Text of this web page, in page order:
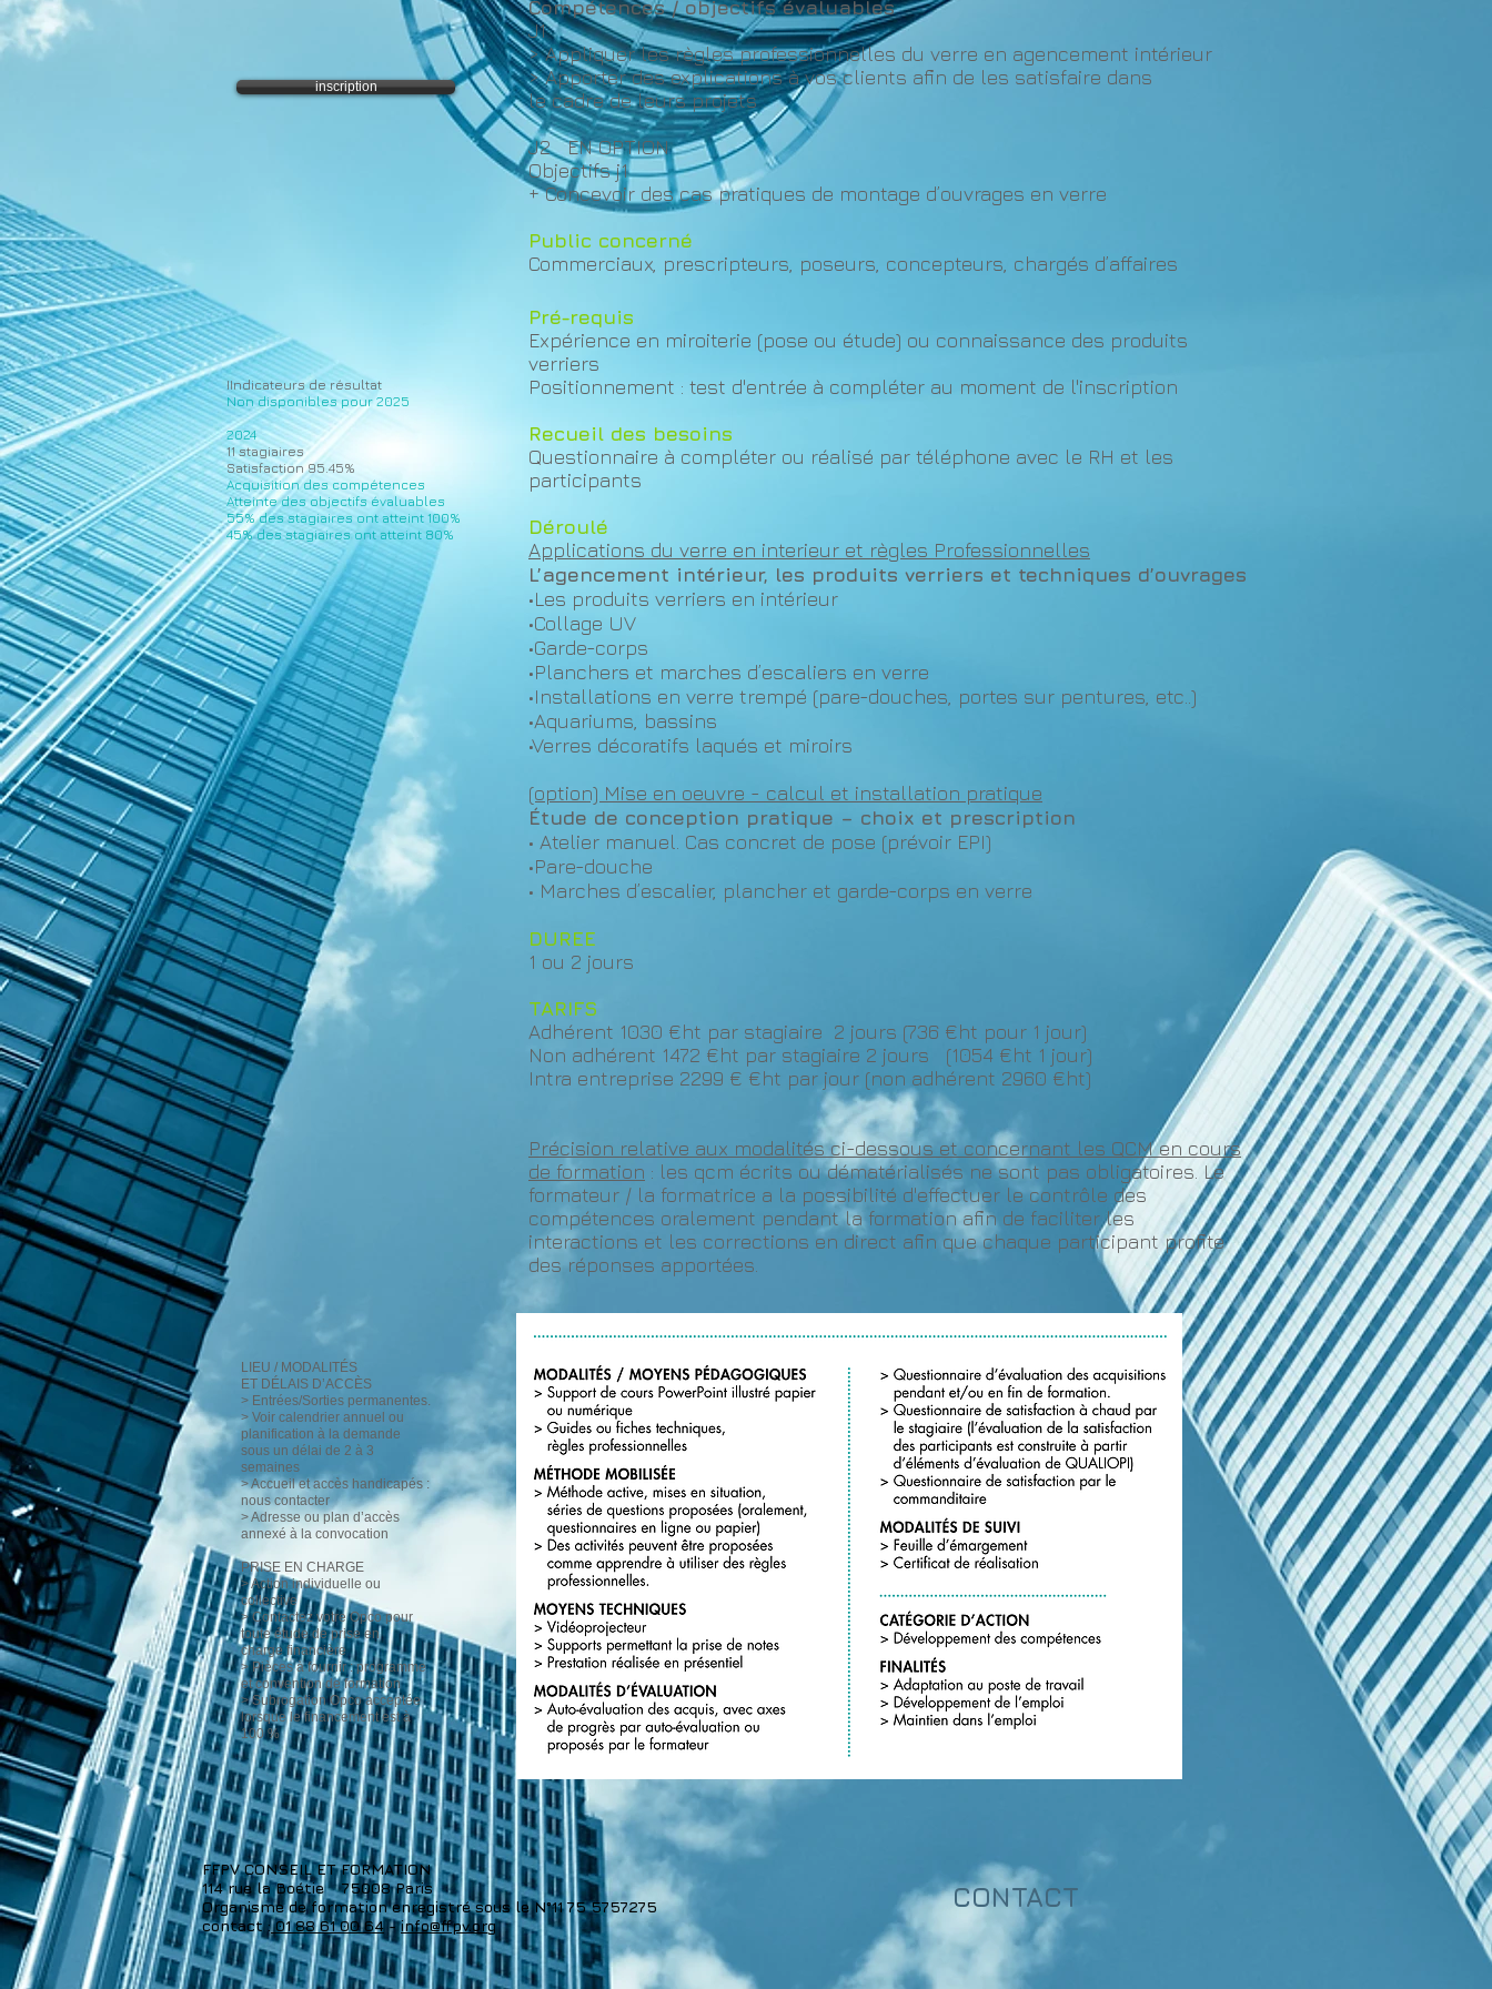
inscription
Compétences / objectifs évaluables
J1
> Appliquer les règles professionnelles du verre en agencement intérieur
> Apporter des explications à vos clients afin de les satisfaire dans
le cadre de leurs projets
J2 EN OPTION
Objectifs j1
+ Concevoir des cas pratiques de montage d’ouvrages en verre
Public concerné
Commerciaux, prescripteurs, poseurs, concepteurs, chargés d’affaires
Pré-requis
Expérience en miroiterie (pose ou étude) ou connaissance des produits
verriers
Positionnement : test d'entrée à compléter au moment de l'inscription
Recueil des besoins
Questionnaire à compléter ou réalisé par téléphone avec le RH et les
participants
Déroulé
Applications du verre en interieur et règles Professionnelles
L’agencement intérieur, les produits verriers et techniques d’ouvrages
•Les produits verriers en intérieur
•Collage UV
•Garde-corps
•Planchers et marches d’escaliers en verre
•Installations en verre trempé (pare-douches, portes sur pentures, etc..)
•Aquariums, bassins
•Verres décoratifs laqués et miroirs
(option) Mise en oeuvre - calcul et installation pratique
Étude de conception pratique – choix et prescription
• Atelier manuel. Cas concret de pose (prévoir EPI)
•Pare-douche
• Marches d’escalier, plancher et garde-corps en verre
DUREE
1 ou 2 jours
TARIFS
Adhérent 1030 €ht par stagiaire 2 jours (736 €ht pour 1 jour)
Non adhérent 1472 €ht par stagiaire 2 jours (1054 €ht 1 jour)
Intra entreprise 2299 € €ht par jour (non adhérent 2960 €ht)
Précision relative aux modalités ci-dessous et concernant les QCM en cours
de formation : les qcm écrits ou dématérialisés ne sont pas obligatoires. Le
formateur / la formatrice a la possibilité d'effectuer le contrôle des
compétences oralement pendant la formation afin de faciliter les
interactions et les corrections en direct afin que chaque participant profite
des réponses apportées.
IIndicateurs de résultat
Non disponibles pour 2025
2024
11 stagiaires
Satisfaction 95.45%
Acquisition des compétences
Atteinte des objectifs évaluables
55% des stagiaires ont atteint 100%
45% des stagiaires ont atteint 80%
LIEU / MODALITÉS
ET DÉLAIS D’ACCÈS
> Entrées/Sorties permanentes.
> Voir calendrier annuel ou
planification à la demande
sous un délai de 2 à 3
semaines
> Accueil et accès handicapés :
nous contacter
> Adresse ou plan d’accès
annexé à la convocation
PRISE EN CHARGE
> Action individuelle ou
collective
> Contactez votre Opco pour
toute étude de prise en
charge financière
> Pièces à fournir : programme
et convention de formation
> Subrogation Opco acceptée
lorsque le financement est à
100 %
FFPV CONSEIL ET FORMATION
114 rue la Boétie75008 Paris
Organisme de formation enregistré sous le N°11 75 5757275
contact :01 88 61 00 64-info@ffpv.org
CONTACT